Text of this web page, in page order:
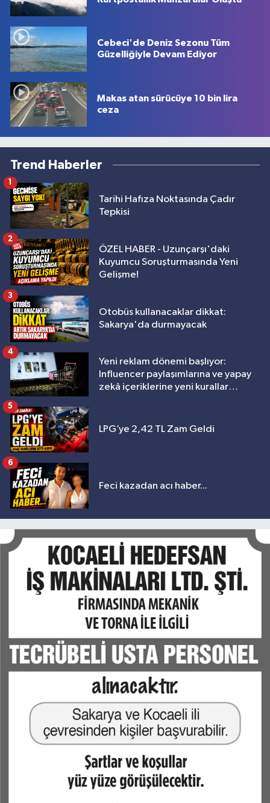
Cebeci'de Deniz Sezonu Tüm
Güzelliğiyle Devam Ediyor
Makas atan sürücüye 10 bin lira
ceza
Trend Haberler
Tarihi Hafıza Noktasında Çadır
Tepkisi
1
ÖZEL HABER - Uzunçarşı'daki
Kuyumcu Soruşturmasında Yeni
Gelişme!
2
Otobüs kullanacaklar dikkat:
Sakarya'da durmayacak
3
Yeni reklam dönemi başlıyor:
Influencer paylaşımlarına ve yapay
zekâ içeriklerine yeni kurallar
4
LPG’ye 2,42 TL Zam Geldi
5
Feci kazadan acı haber...
6